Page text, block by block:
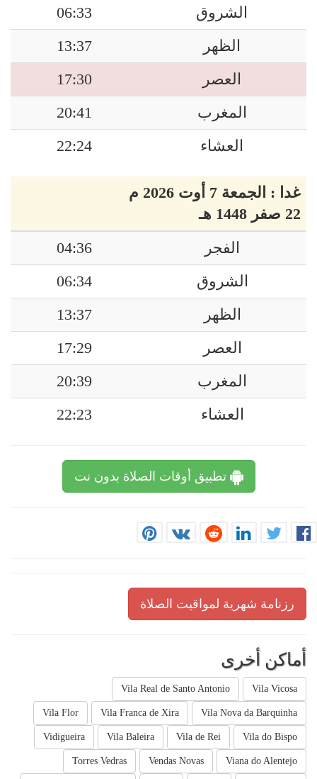
الشروق
06:33
الظهر
13:37
العصر
17:30
المغرب
20:41
العشاء
22:24
غدا : الجمعة 7 أوت 2026 م
22 صفر 1448 هـ
الفجر
04:36
الشروق
06:34
الظهر
13:37
العصر
17:29
المغرب
20:39
العشاء
22:23
تطبيق أوقات الصلاة بدون نت
رزنامة شهرية لمواقيت الصلاة
أماكن أخرى
Vila Vicosa
Vila Real de Santo Antonio
Vila Nova da Barquinha
Vila Franca de Xira
Vila Flor
Vila do Bispo
Vila de Rei
Vila Baleira
Vidigueira
Viana do Alentejo
Vendas Novas
Torres Vedras